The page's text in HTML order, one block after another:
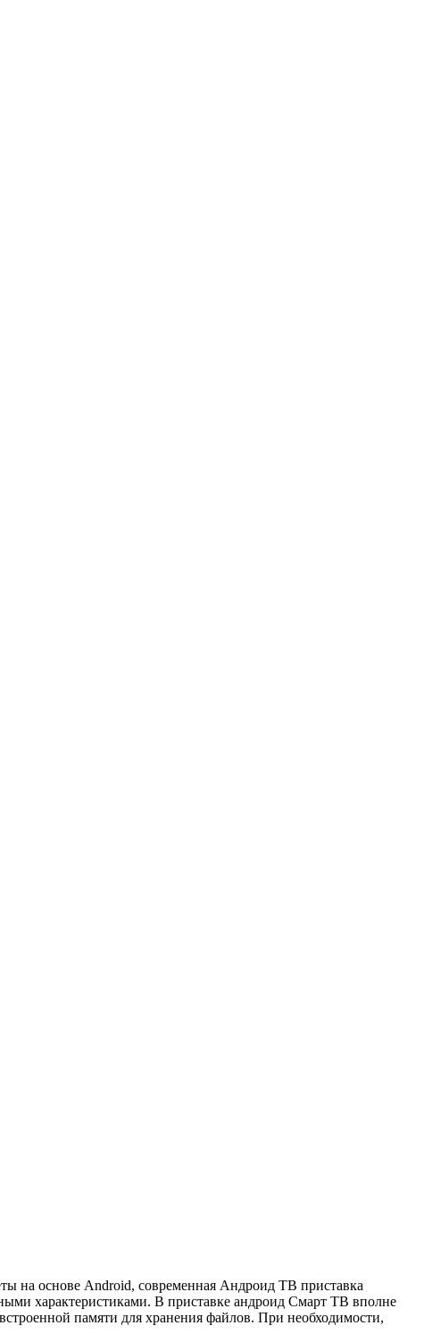
на основе Android, современная Андроид ТВ приставка
характеристиками. В приставке андроид Смарт ТВ вполне
памяти для хранения файлов. При необходимости,